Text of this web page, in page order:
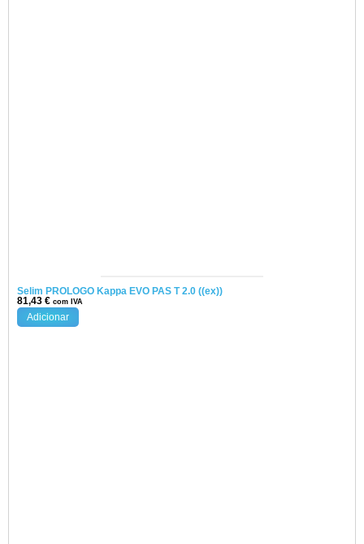
Selim PROLOGO Kappa EVO PAS T 2.0 ((ex))
81,43 € com IVA
Adicionar